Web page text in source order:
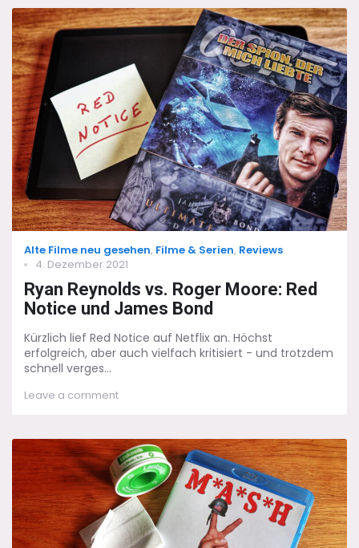
Duel:
Mit
Kriegshammer
Holzhammer
Categories
Alte Filme neu gesehen, Filme & Serien, Reviews
Posted
4. Dezember 2021
Ryan Reynolds vs. Roger Moore: Red
Notice und James Bond
Kürzlich lief Red Notice auf Netflix an. Höchst
erfolgreich, aber auch vielfach kritisiert - und trotzdem
schnell verges...
Leave a commenton
vs.
Roger
Moore:
Red
Notice
und
James
Bond